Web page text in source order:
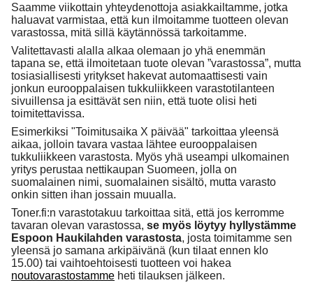
Saamme viikottain yhteydenottoja asiakkailtamme, jotka
haluavat varmistaa, että kun ilmoitamme tuotteen olevan
varastossa, mitä sillä käytännössä tarkoitamme.
Valitettavasti alalla alkaa olemaan jo yhä enemmän
tapana se, että ilmoitetaan tuote olevan ”varastossa”, mutta
tosiasiallisesti yritykset hakevat automaattisesti vain
jonkun eurooppalaisen tukkuliikkeen varastotilanteen
sivuillensa ja esittävät sen niin, että tuote olisi heti
toimitettavissa.
Esimerkiksi "Toimitusaika X päivää" tarkoittaa yleensä
aikaa, jolloin tavara vastaa lähtee eurooppalaisen
tukkuliikkeen varastosta. Myös yhä useampi ulkomainen
yritys perustaa nettikaupan Suomeen, jolla on
suomalainen nimi, suomalainen sisältö, mutta varasto
onkin sitten ihan jossain muualla.
Toner.fi:n varastotakuu tarkoittaa sitä, että jos kerromme
tavaran olevan varastossa, se myös löytyy hyllystämme
Espoon Haukilahden varastosta, josta toimitamme sen
yleensä jo samana arkipäivänä (kun tilaat ennen klo
15.00) tai vaihtoehtoisesti tuotteen voi hakea
noutovarastostamme heti tilauksen jälkeen.